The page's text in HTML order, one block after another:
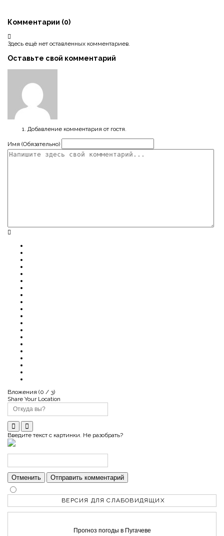
ВЕРСИЯ ДЛЯ СЛАБОВИДЯЩИХ
Прогноз погоды в Пугачеве
Комментарии (0)
Здесь ещё нет оставленных комментариев.
Оставьте свой комментарий
Добавление комментария от гостя.
Имя (Обязательно)
Вложения (0 / 3)
Share Your Location
Введите текст с картинки. Не разобрать?
Отменить Отправить комментарий